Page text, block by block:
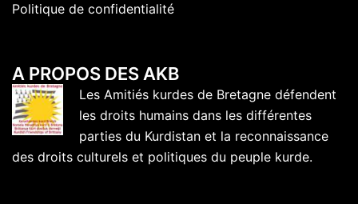
Politique de confidentialité
A PROPOS DES AKB
Les Amitiés kurdes de Bretagne défendent
les droits humains dans les différentes
parties du Kurdistan et la reconnaissance
des droits culturels et politiques du peuple kurde.